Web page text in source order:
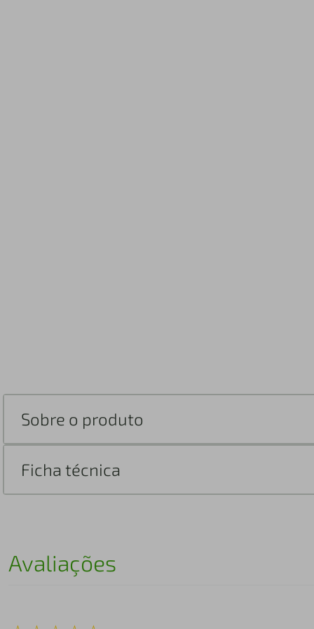
Sobre o produto
Ficha técnica
Avaliações